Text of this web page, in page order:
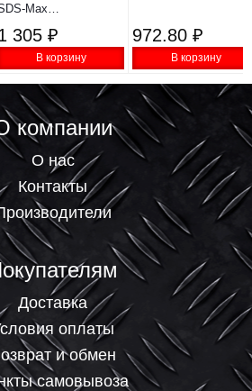
Max
305 ₽
В корзину
972.80 ₽
В корзину
компании
О нас
Контакты
Доставка
оплаты
и обмен
самовывоза